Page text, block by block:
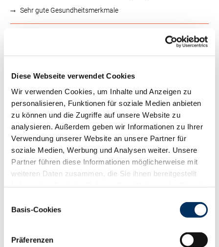
Diese Webseite verwendet Cookies
Wir verwenden Cookies, um Inhalte und Anzeigen zu
personalisieren, Funktionen für soziale Medien anbieten
zu können und die Zugriffe auf unsere Website zu
analysieren. Außerdem geben wir Informationen zu Ihrer
Verwendung unserer Website an unsere Partner für
soziale Medien, Werbung und Analysen weiter. Unsere
Partner führen diese Informationen möglicherweise mit
weiteren Daten zusammen, die Sie ihnen bereitgestellt
Cookies, wenn Sie unsere Webseite weiterhin nutzen.
Basis-Cookies
Präferenzen
Sehr gute Gesundheitsmerkmale
RZS
RZR
RZKd
107
RZKm
RZÖko
143
Gesundheit
RZGesund
129
RZEuterfit
RZKlaue
123
112
RZRepro
105
RZKälberfit 104